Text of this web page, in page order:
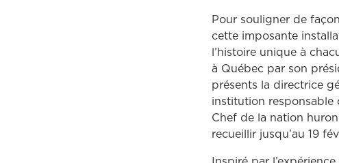
Pour souligner de
cette imposante
l’histoire unique à
à Québec par son
présents la directrice
institution responsable
Chef de la nation
recueillir jusqu’au 19